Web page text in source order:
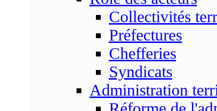
Collectivités
Préfectures
Chefferies
Syndicats
Administration